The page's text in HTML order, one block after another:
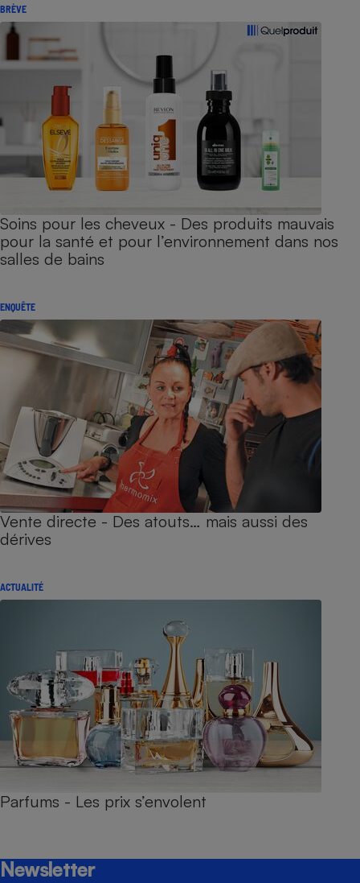
BRÈVE
Soins pour les cheveux - Des produits mauvais
pour la santé et pour l’environnement dans nos
salles de bains
ENQUÊTE
Vente directe - Des atouts… mais aussi des
dérives
ACTUALITÉ
Parfums - Les prix s’envolent
Newsletter